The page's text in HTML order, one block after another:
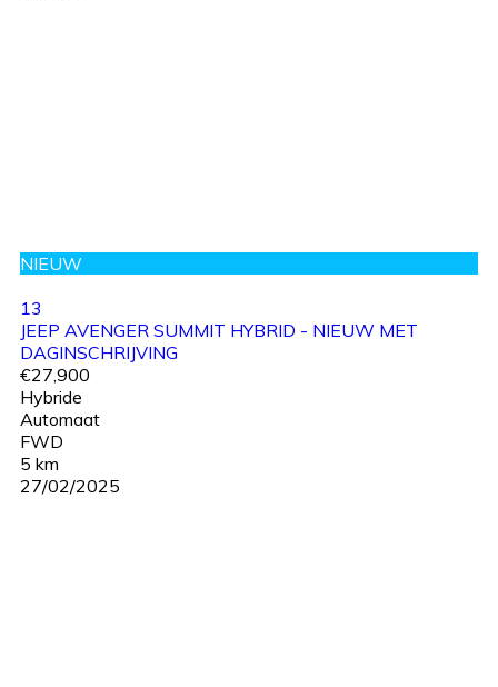
NIEUW
13
JEEP AVENGER SUMMIT HYBRID - NIEUW MET
DAGINSCHRIJVING
€27,900
Hybride
Automaat
FWD
5 km
27/02/2025